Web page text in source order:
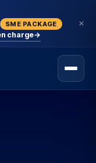
SME PACKAGE
charge→